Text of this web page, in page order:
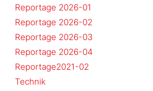
Reportage 2026-01
Reportage 2026-02
Reportage 2026-03
Reportage 2026-04
Reportage2021-02
Technik